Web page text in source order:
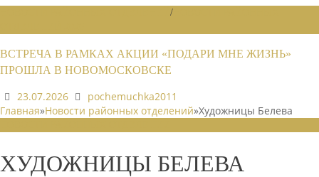
/
ВСТРЕЧА В РАМКАХ АКЦИИ «ПОДАРИ МНЕ ЖИЗНЬ»
ПРОШЛА В НОВОМОСКОВСКЕ
23.07.2026
pochemuchka2011
Главная»Новости районных отделений»Художницы Белева
ХУДОЖНИЦЫ БЕЛЕВА